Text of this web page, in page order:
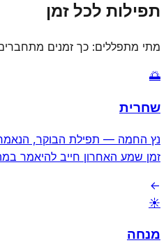
תפילות לכל זמן
מתי מתפללים: כך זמנים מתחברים
🌅
שחרית
נץ החמה — תפילת הבוקר,
זמן שמע האחרון חייב להיאמר
→
☀️
מנחה